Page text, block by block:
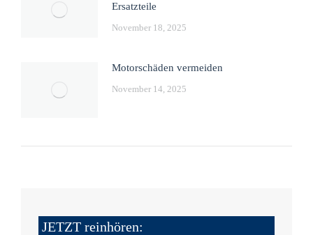
Ersatzteile
November 18, 2025
Motorschäden vermeiden
November 14, 2025
JETZT reinhören: